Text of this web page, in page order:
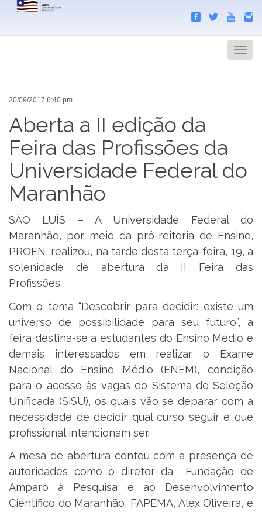
Menu
20/09/2017 6:40 pm
Aberta a II edição da
Feira das Profissões da
Universidade Federal do
Maranhão
SÃO LUÍS – A Universidade Federal do
Maranhão, por meio da pró-reitoria de Ensino,
PROEN, realizou, na tarde desta terça-feira, 19, a
solenidade de abertura da II Feira das
Profissões.
Com o tema “Descobrir para decidir: existe um
universo de possibilidade para seu futuro”, a
feira destina-se a estudantes do Ensino Médio e
demais interessados em realizar o Exame
Nacional do Ensino Médio (ENEM), condição
para o acesso às vagas do Sistema de Seleção
Unificada (SiSU), os quais vão se deparar com a
necessidade de decidir qual curso seguir e que
profissional intencionam ser.
A mesa de abertura contou com a presença de
autoridades como o diretor da Fundação de
Amparo à Pesquisa e ao Desenvolvimento
Científico do Maranhão, FAPEMA, Alex Oliveira, e